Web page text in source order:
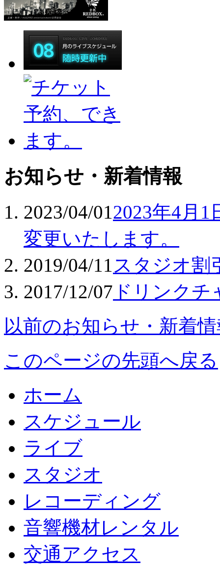
お知らせ・新着情報
2023/04/012023年4月
変更いたします。
2019/04/11 スタジオ割
2017/12/07 ドリンク
以前のお知らせ・新着
このページの先頭へ戻る
ホーム
スケジュール
ライブ
スタジオ
レコーディング
音響機材レンタル
交通アクセス